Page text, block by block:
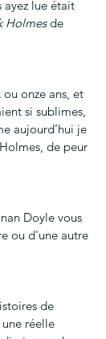
lue était
Holmes de
ou onze ans, et
si sublimes,
aujourd’hui je
de peur
Doyle vous
ou d'une autre
de
réelle